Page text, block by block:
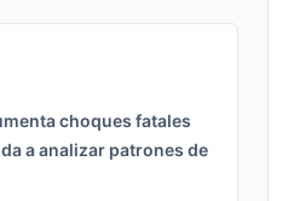
choques fatales
a analizar patrones de